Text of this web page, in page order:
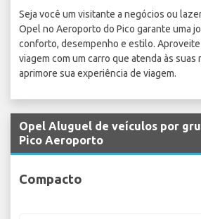
Seja você um visitante a negócios ou
Opel no Aeroporto do Pico garante uma
conforto, desempenho e estilo. Aproveite
viagem com um carro que atenda às suas
aprimore sua experiência de viagem.
Opel Aluguel de veículos por
Pico Aeroporto
Compacto